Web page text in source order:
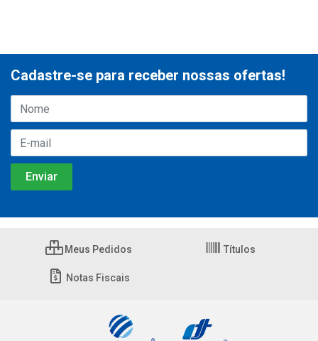
Cadastre-se para receber nossas ofertas!
Meus Pedidos Títulos
Notas Fiscais